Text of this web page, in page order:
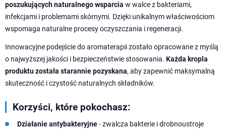
poszukujących naturalnego wsparcia w walce z bakteriami,
infekcjami i problemami skórnymi. Dzięki unikalnym właściwościom
wspomaga naturalne procesy oczyszczania i regeneracji.
Innowacyjne podejście do aromaterapii zostało opracowane z myślą
o najwyższej jakości i bezpieczeństwie stosowania. Każda kropla
produktu została starannie pozyskana, aby zapewnić maksymalną
skuteczność i czystość naturalnych składników.
Korzyści, które pokochasz:
Działanie antybakteryjne- zwalcza bakterie i drobnoustroje